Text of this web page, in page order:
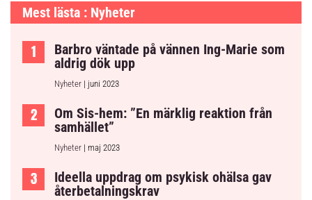
Mest lästa : Nyheter
Barbro väntade på vännen Ing-Marie som
aldrig dök upp
Nyheter | juni 2023
Om Sis-hem: ”En märklig reaktion från
samhället”
Nyheter | maj 2023
Ideella uppdrag om psykisk ohälsa gav
återbetalningskrav